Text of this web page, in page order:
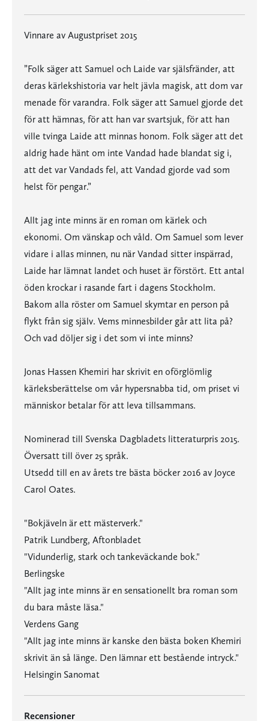
Vinnare av Augustpriset 2015
”Folk säger att Samuel och Laide var själsfränder, att
deras kärlekshistoria var helt jävla magisk, att dom var
menade för varandra. Folk säger att Samuel gjorde det
för att hämnas, för att han var svartsjuk, för att han
ville tvinga Laide att minnas honom. Folk säger att det
aldrig hade hänt om inte Vandad hade blandat sig i,
att det var Vandads fel, att Vandad gjorde vad som
helst för pengar.”
Allt jag inte minns är en roman om kärlek och
ekonomi. Om vänskap och våld. Om Samuel som lever
vidare i allas minnen, nu när Vandad sitter inspärrad,
Laide har lämnat landet och huset är förstört. Ett antal
öden krockar i rasande fart i dagens Stockholm.
Bakom alla röster om Samuel skymtar en person på
flykt från sig själv. Vems minnesbilder går att lita på?
Och vad döljer sig i det som vi inte minns?
Jonas Hassen Khemiri har skrivit en oförglömlig
kärleksberättelse om vår hypersnabba tid, om priset vi
människor betalar för att leva tillsammans.
Nominerad till Svenska Dagbladets litteraturpris 2015.
Översatt till över 25 språk.
Utsedd till en av årets tre bästa böcker 2016 av Joyce
Carol Oates.
"Bokjäveln är ett mästerverk."
Patrik Lundberg, Aftonbladet
"Vidunderlig, stark och tankeväckande bok."
Berlingske
"Allt jag inte minns är en sensationellt bra roman som
du bara måste läsa."
Verdens Gang
"Allt jag inte minns är kanske den bästa boken Khemiri
skrivit än så länge. Den lämnar ett bestående intryck."
Helsingin Sanomat
Recensioner